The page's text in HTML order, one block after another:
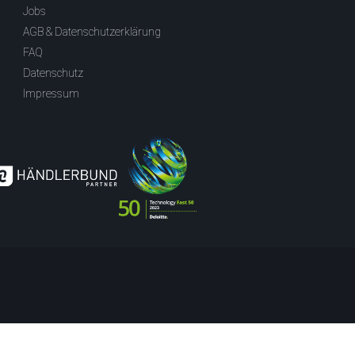
Jobs
AGB & Datenschutzerklärung
FAQ
Datenschutz
Impressum